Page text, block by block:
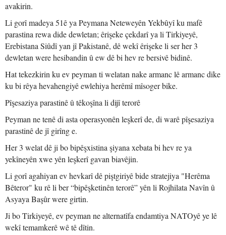
avakirin.
Li gorî madeya 51ê ya Peymana Neteweyên Yekbûyî ku mafê
parastina rewa dide dewletan; êrişeke çekdarî ya li Tirkiyeyê,
Erebistana Siûdî yan jî Pakistanê, dê wekî êrişeke li ser her 3
dewletan were hesibandin û ew dê bi hev re bersivê bidinê.
Hat tekezkirin ku ev peyman ti welatan nake armanc lê armanc dike
ku bi rêya hevahengiyê ewlehiya herêmî mîsoger bike.
Pîşesaziya parastinê û têkoşîna li dijî terorê
Peyman ne tenê di asta operasyonên leşkerî de, di warê pîşesaziya
parastinê de jî girîng e.
Her 3 welat dê ji bo bipêşxistina şiyana xebata bi hev re ya
yekîneyên xwe yên leşkerî gavan biavêjin.
Li gorî agahiyan ev hevkarî dê piştgiriyê bide stratejiya "Herêma
Bêteror" ku rê li ber “bipêşketinên terorê” yên li Rojhilata Navîn û
Asyaya Başûr were girtin.
Ji bo Tirkiyeyê, ev peyman ne alternatîfa endamtiya NATOyê ye lê
wekî temamkerê wê tê dîtin.